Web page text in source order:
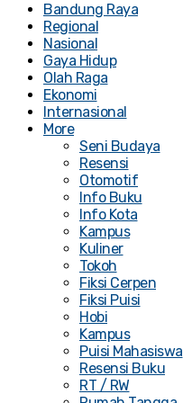
Bandung Raya
Regional
Nasional
Gaya Hidup
Olah Raga
Ekonomi
Internasional
More
Seni Budaya
Resensi
Otomotif
Info Buku
Info Kota
Kampus
Kuliner
Tokoh
Fiksi Cerpen
Fiksi Puisi
Hobi
Kampus
Puisi Mahasiswa
Resensi Buku
RT / RW